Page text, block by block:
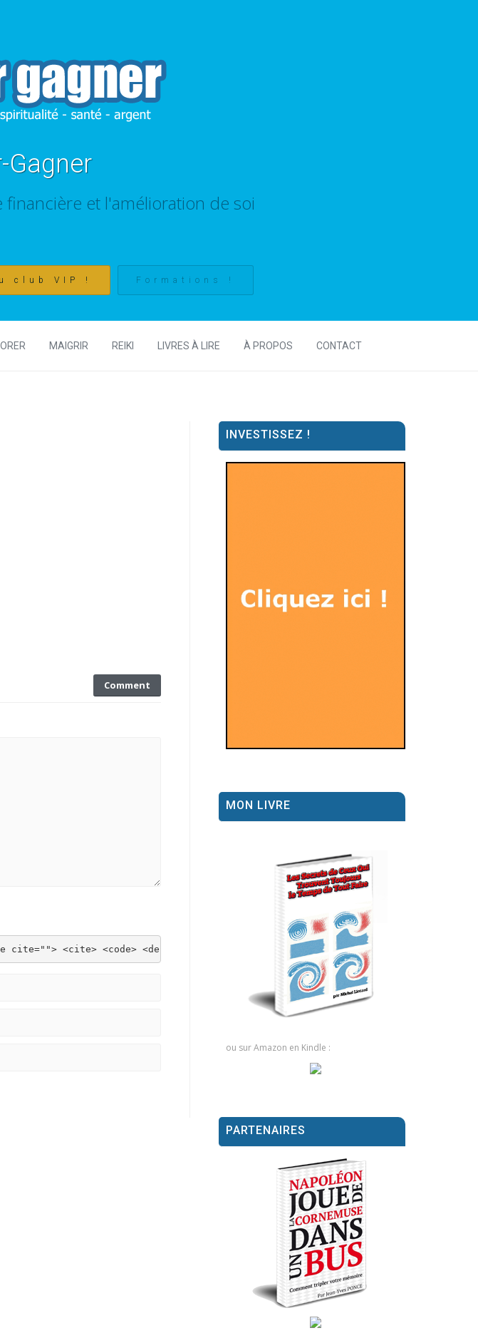
Gagner
et l'amélioration de soi
club VIP ! Formations !
MAIGRIR REIKI LIVRES À LIRE À PROPOS CONTACT
Comment
<cite> <code> <del datetime=""> <em> <i> <q cite=""> <strike> <strong>
INVESTISSEZ !
MON LIVRE
ou sur Amazon en Kindle :
PARTENAIRES